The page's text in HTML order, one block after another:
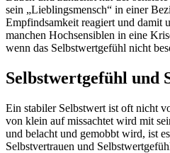
sein „Lieblingsmensch“ in einer
Empfindsamkeit reagiert und damit
manchen Hochsensiblen in eine
wenn das Selbstwertgefühl nicht
Selbstwertgefühl und
Ein stabiler Selbstwert ist oft nicht
von klein auf missachtet wird mit
und belacht und gemobbt wird, ist
Selbstvertrauen und